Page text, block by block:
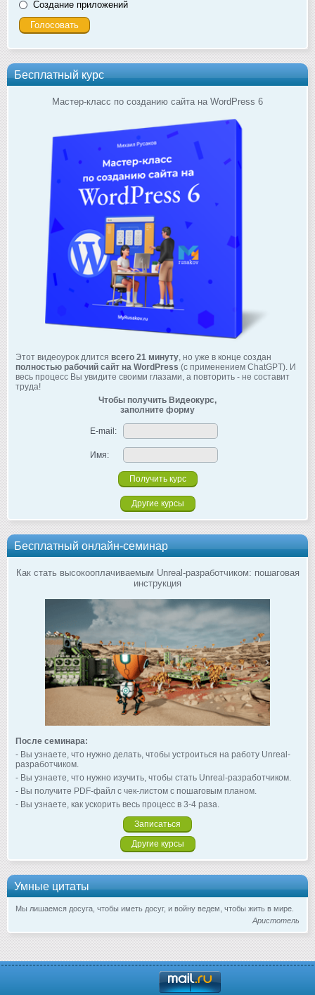
Создание приложений
Бесплатный курс
Мастер-класс по созданию сайта на WordPress 6
Этот видеоурок длится всего 21 минуту, но уже в конце создан
полностью рабочий сайт на WordPress (с применением ChatGPT). И
весь процесс Вы увидите своими глазами, а повторить - не составит
труда!
Чтобы получить Видеокурс,
заполните форму
E-mail:
Имя:
Другие курсы
Бесплатный онлайн-семинар
Как стать высокооплачиваемым Unreal-разработчиком: пошаговая
инструкция
После семинара:
- Вы узнаете, что нужно делать, чтобы устроиться на работу Unreal-
разработчиком.
- Вы узнаете, что нужно изучить, чтобы стать Unreal-разработчиком.
- Вы получите PDF-файл с чек-листом с пошаговым планом.
- Вы узнаете, как ускорить весь процесс в 3-4 раза.
Записаться
Другие курсы
Умные цитаты
Мы лишаемся досуга, чтобы иметь досуг, и войну ведем, чтобы жить в мире.
Аристотель